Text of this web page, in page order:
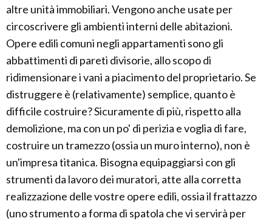
altre unità immobiliari. Vengono anche usate per
circoscrivere gli ambienti interni delle abitazioni.
Opere edili comuni negli appartamenti sono gli
abbattimenti di pareti divisorie, allo scopo di
ridimensionare i vani a piacimento del proprietario. Se
distruggere è (relativamente) semplice, quanto è
difficile costruire? Sicuramente di più, rispetto alla
demolizione, ma con un po' di perizia e voglia di fare,
costruire un tramezzo (ossia un muro interno), non è
un'impresa titanica. Bisogna equipaggiarsi con gli
strumenti da lavoro dei muratori, atte alla corretta
realizzazione delle vostre opere edili, ossia il frattazzo
(uno strumento a forma di spatola che vi servirà per